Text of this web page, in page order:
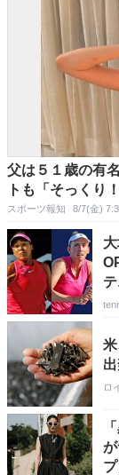
父は５１歳の有
トも「そっくり
スポーツ報知 8/7(金)
大
ロ
プ